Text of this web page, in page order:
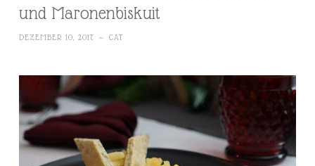
und Maronenbiskuit
DEZEMBER 10, 2017 ~ CAT